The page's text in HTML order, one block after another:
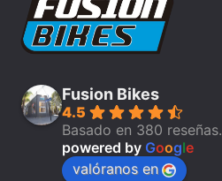
Fusion Bikes
4.5
Basado en 380 reseñas.
powered by Google
valóranos en